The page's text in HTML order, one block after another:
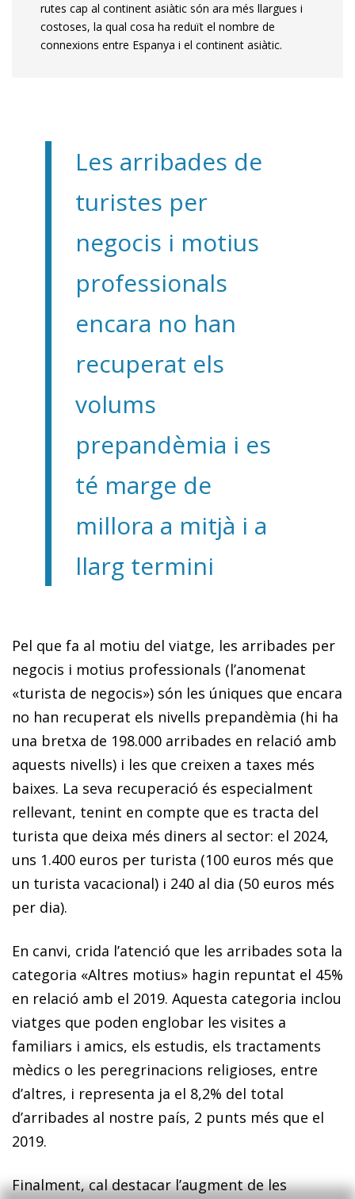
rutes cap al continent asiàtic són ara més llargues i
costoses, la qual cosa ha reduït el nombre de
connexions entre Espanya i el continent asiàtic.
Les arribades de
turistes per
negocis i motius
professionals
encara no han
recuperat els
volums
prepandèmia i es
té marge de
millora a mitjà i a
llarg termini
Pel que fa al motiu del viatge, les arribades per
negocis i motius professionals (l’anomenat
«turista de negocis») són les úniques que encara
no han recuperat els nivells prepandèmia (hi ha
una bretxa de 198.000 arribades en relació amb
aquests nivells) i les que creixen a taxes més
baixes. La seva recuperació és especialment
rellevant, tenint en compte que es tracta del
turista que deixa més diners al sector: el 2024,
uns 1.400 euros per turista (100 euros més que
un turista vacacional) i 240 al dia (50 euros més
per dia).
En canvi, crida l’atenció que les arribades sota la
categoria «Altres motius» hagin repuntat el 45%
en relació amb el 2019. Aquesta categoria inclou
viatges que poden englobar les visites a
familiars i amics, els estudis, els tractaments
mèdics o les peregrinacions religioses, entre
d’altres, i representa ja el 8,2% del total
d’arribades al nostre país, 2 punts més que el
2019.
Finalment, cal destacar l’augment de les